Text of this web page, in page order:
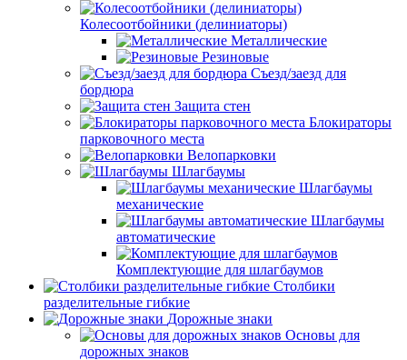
Колесоотбойники (делиниаторы)
Металлические
Резиновые
Съезд/заезд для
бордюра
Защита стен
Блокираторы
парковочного места
Велопарковки
Шлагбаумы
Шлагбаумы
механические
Шлагбаумы
автоматические
Комплектующие для шлагбаумов
Столбики
разделительные гибкие
Дорожные знаки
Основы для
дорожных знаков